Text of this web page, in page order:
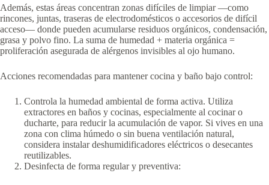
Además, estas áreas concentran zonas difíciles de limpiar —como
rincones, juntas, traseras de electrodomésticos o accesorios de difícil
acceso— donde pueden acumularse residuos orgánicos, condensación,
grasa y polvo fino. La suma de humedad + materia orgánica =
proliferación asegurada de alérgenos invisibles al ojo humano.
Acciones recomendadas para mantener cocina y baño bajo control:
Controla la humedad ambiental de forma activa. Utiliza
extractores en baños y cocinas, especialmente al cocinar o
ducharte, para reducir la acumulación de vapor. Si vives en una
zona con clima húmedo o sin buena ventilación natural,
considera instalar deshumidificadores eléctricos o desecantes
reutilizables.
Desinfecta de forma regular y preventiva: